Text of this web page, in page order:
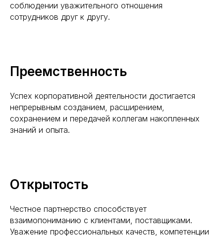
соблюдении уважительного отношения
сотрудников друг к другу.
Преемственность
Успех корпоративной деятельности достигается
непрерывным созданием, расширением,
сохранением и передачей коллегам накопленных
знаний и опыта.
Открытость
Честное партнерство способствует
взаимопониманию с клиентами, поставщиками.
Уважение профессиональных качеств, компетенции